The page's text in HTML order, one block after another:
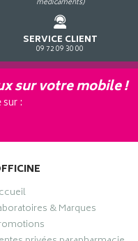
médicaments)
SERVICE CLIENT
09 72 09 30 00
sur votre mobile !
:
& Marques